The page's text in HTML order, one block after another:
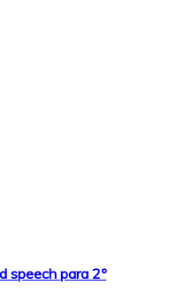
speech para 2º